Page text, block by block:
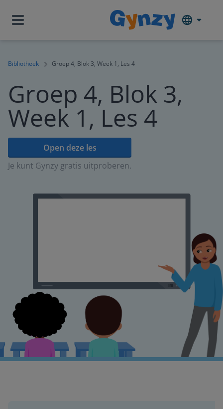
Bibliotheek Groep 4, Blok 3, Week 1, Les 4
Groep 4, Blok 3,
Week 1, Les 4
Open deze les
Je kunt Gynzy gratis uitproberen.